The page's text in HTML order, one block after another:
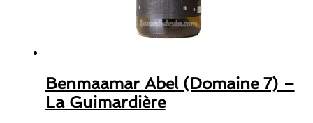
Benmaamar Abel (Domaine 7) –
La Guimardière